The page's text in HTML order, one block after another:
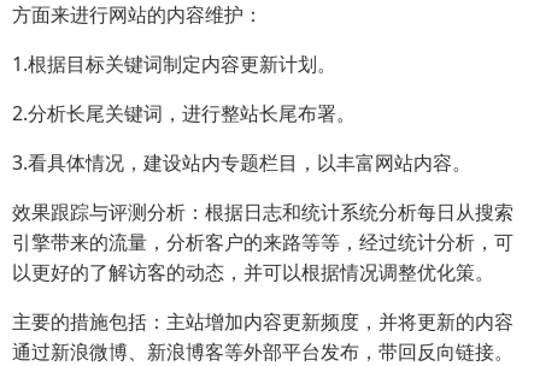
方面来进行网站的内容维护：
1.根据目标关键词制定内容更新计划。
2.分析长尾关键词，进行整站长尾布署。
3.看具体情况，建设站内专题栏目，以丰富网站内容。
效果跟踪与评测分析：根据日志和统计系统分析每日从搜索
引擎带来的流量，分析客户的来路等等，经过统计分析，可
以更好的了解访客的动态，并可以根据情况调整优化策。
主要的措施包括：主站增加内容更新频度，并将更新的内容
通过新浪微博、新浪博客等外部平台发布，带回反向链接。